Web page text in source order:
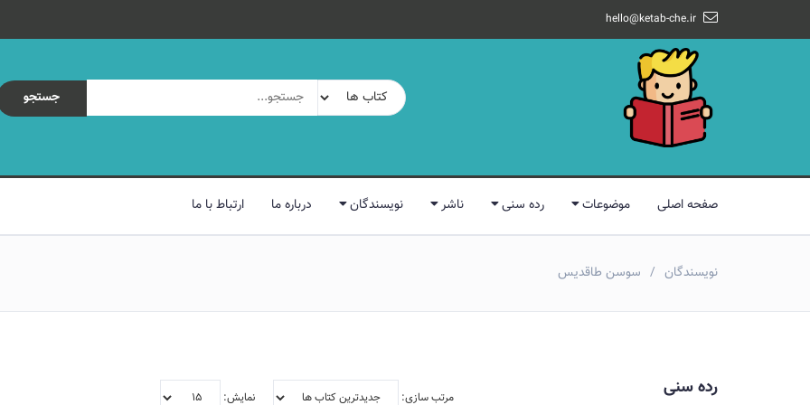
hello@ketab-che.ir
جستجو
صفحه اصلی موضوعات رده سنی ناشر نویسندگان درباره ما ارتباط با ما
نویسندگان سوسن طاقدیس
رده سنی مرتب سازی: نمایش: